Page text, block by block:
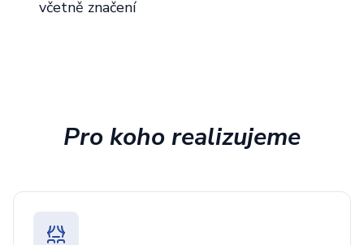
včetně značení
Pro koho realizujeme